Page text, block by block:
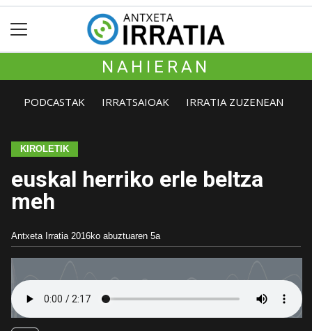
NAHIERAN
PODCASTAK IRRATSAIOAK IRRATIA ZUZENEAN
KIROLETIK
euskal herriko erle beltza
meh
Antxeta Irratia 2016ko abuztuaren 5a